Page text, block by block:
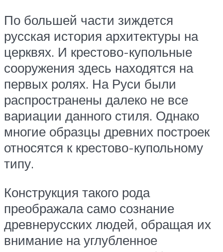
По большей части зиждется
русская история архитектуры на
церквях. И крестово-купольные
сооружения здесь находятся на
первых ролях. На Руси были
распространены далеко не все
вариации данного стиля. Однако
многие образцы древних построек
относятся к крестово-купольному
типу.
Конструкция такого рода
преображала само сознание
древнерусских людей, обращая их
внимание на углубленное